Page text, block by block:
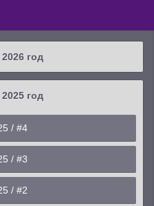
год
/ #2
/ #1
год
/ #4
/ #3
/ #2